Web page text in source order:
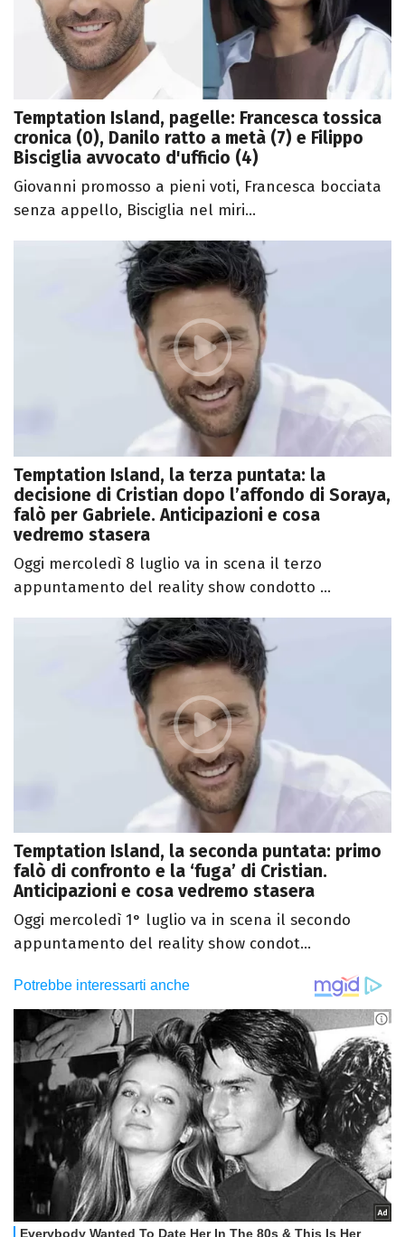
Temptation Island, pagelle: Francesca tossica
cronica (0), Danilo ratto a metà (7) e Filippo
Bisciglia avvocato d'ufficio (4)
Giovanni promosso a pieni voti, Francesca bocciata
senza appello, Bisciglia nel miri...
Temptation Island, la terza puntata: la
decisione di Cristian dopo l’affondo di Soraya,
falò per Gabriele. Anticipazioni e cosa
vedremo stasera
Oggi mercoledì 8 luglio va in scena il terzo
appuntamento del reality show condotto ...
Temptation Island, la seconda puntata: primo
falò di confronto e la ‘fuga’ di Cristian.
Anticipazioni e cosa vedremo stasera
Oggi mercoledì 1° luglio va in scena il secondo
appuntamento del reality show condot...